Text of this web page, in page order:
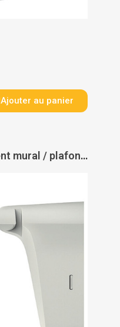
Ajouter au panier
Détecteur de mouvement mural / plafond theLuxa S360 - THEBEN